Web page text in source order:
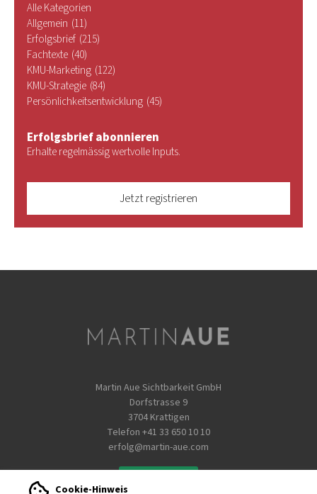
Alle Kategorien
Allgemein (11)
Erfolgsbrief (215)
Fachtexte (40)
KMU-Marketing (122)
KMU-Strategie (84)
Persönlichkeitsentwicklung (45)
Erfolgsbrief abonnieren
Erhalte regelmässig wertvolle Inputs.
Jetzt registrieren
Martin Aue Sichtbarkeit GmbH
Dorfstrasse 9
3704 Krattigen
Telefon +41 33 650 10 10
erfolg@martin-aue.com
Cookie-Hinweis